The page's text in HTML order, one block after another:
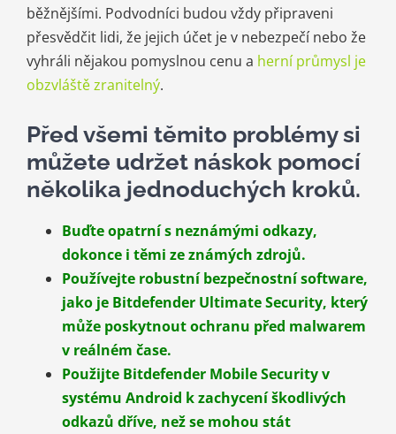
běžnějšími. Podvodníci budou vždy připraveni
přesvědčit lidi, že jejich účet je v nebezpečí nebo že
vyhráli nějakou pomyslnou cenu a herní průmysl je
obzvláště zranitelný.
Před všemi těmito problémy si
můžete udržet náskok pomocí
několika jednoduchých kroků.
Buďte opatrní s neznámými odkazy,
dokonce i těmi ze známých zdrojů.
Používejte robustní bezpečnostní software,
jako je Bitdefender Ultimate Security, který
může poskytnout ochranu před malwarem
v reálném čase.
Použijte Bitdefender Mobile Security v
systému Android k zachycení škodlivých
odkazů dříve, než se mohou stát